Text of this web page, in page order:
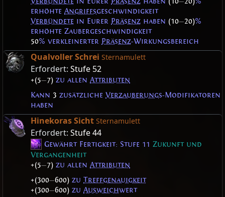
erhöhte Angriffsgeschwindigkeit
Verbündete in Eurer Präsenz haben (10—20)%
erhöhte Zaubergeschwindigkeit
50% verkleinerter Präsenz-Wirkungsbereich
Qualvoller Schrei Sternamulett
Erfordert: Stufe 52
+(5—7) zu allen Attributen
Kann 3 zusätzliche Verzauberungs-Modifikatoren
haben
Hinekoras Sicht Sternamulett
Erfordert: Stufe 44
Gewährt Fertigkeit: Stufe 11Zukunft und
Vergangenheit
+(5—7) zu allen Attributen
+(300—600) zu Treffgenauigkeit
+(300—600) zu Ausweichwert